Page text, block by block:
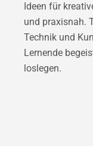
Ideen für
und praxisnah.
Technik und
Lernende
loslegen.